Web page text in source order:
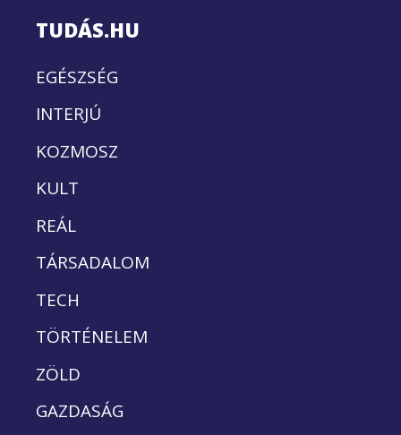
TUDÁS.HU
EGÉSZSÉG
INTERJÚ
KOZMOSZ
KULT
REÁL
TÁRSADALOM
TECH
TÖRTÉNELEM
ZÖLD
GAZDASÁG